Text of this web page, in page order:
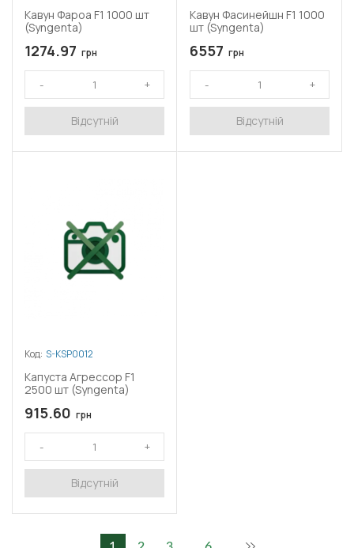
Кавун Фароа F1 1000 шт
(Syngenta)
1274.97 грн
Відсутній
Кавун Фасинейшн F1 1000
шт (Syngenta)
6557 грн
Відсутній
Код: S-KSP0012
Капуста Агрессор F1
2500 шт (Syngenta)
915.60 грн
Відсутній